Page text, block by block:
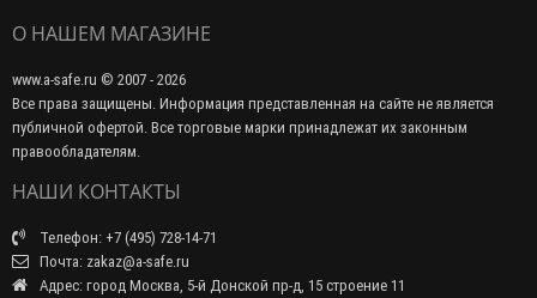
О НАШЕМ МАГАЗИНЕ
www.a-safe.ru © 2007 - 2026
Все права защищены. Информация представленная на сайте не является
публичной офертой. Все торговые марки принадлежат их законным
правообладателям.
НАШИ КОНТАКТЫ
Телефон: +7 (495) 728-14-71
Почта: zakaz@a-safe.ru
Адрес: город Москва, 5-й Донской пр-д, 15 строение 11